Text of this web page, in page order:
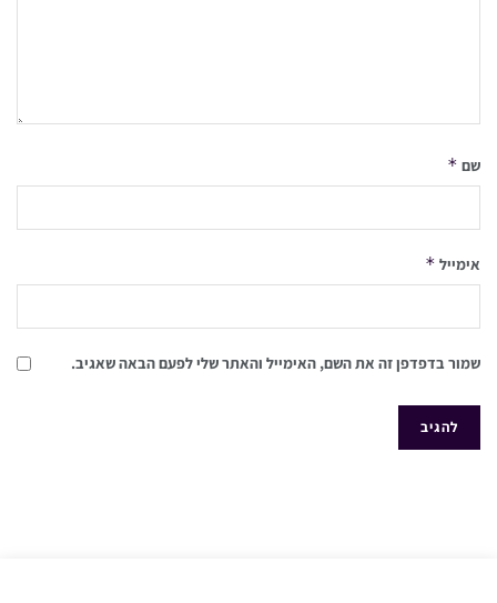
שם *
אימייל *
שמור בדפדפן זה את השם, האימייל והאתר שלי לפעם הבאה שאגיב.